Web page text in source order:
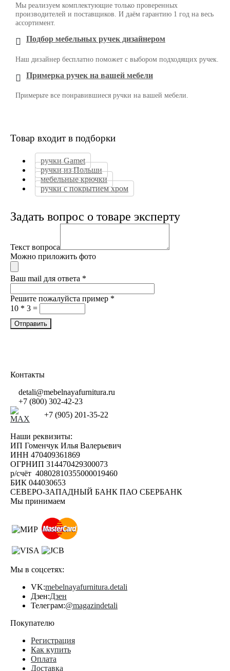
Мы реализуем комплектующие только проверенных
производителей и поставщиков. И даём гарантию 1 год на весь
ассортимент.
Подбор мебельных ручек дизайнером
Наш дизайнер бесплатно поможет с выбором подходящих ручек.
Примерка ручек на вашей мебели
Примерьте все понравившиеся ручки на вашей мебели.
Товар входит в подборки
ручки Gamet
ручки из Польши
мебельные крючки
ручки с покрытием хром
Задать вопрос о товаре эксперту
Текст вопроса
Можно приложить фото
Ваш mail для ответа *
Решите пожалуйста пример *
10 * 3 =
Контакты
detali@mebelnayafurnitura.ru
+7 (800) 302-42-23
+7 (905) 201-35-22
Наши реквизиты:
ИП Гоменчук Илья Валерьевич
ИНН 470409361869
ОГРНИП 314470429300073
р/счёт 40802810355000019460
БИК 044030653
СЕВЕРО-ЗАПАДНЫЙ БАНК ПАО СБЕРБАНК
Мы принимаем
Мы в соцсетях:
VK:mebelnayafurnitura.detali
Дзен:Дзен
Телеграм:@magazindetali
Покупателю
Регистрация
Как купить
Оплата
Доставка